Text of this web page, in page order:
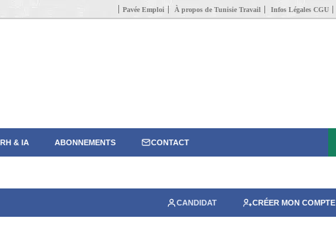
Pavée Emploi À propos de Tunisie Travail Infos Légales CGU
RH & IA ABONNEMENTS CONTACT
CANDIDAT CRÉER MON COMPTE